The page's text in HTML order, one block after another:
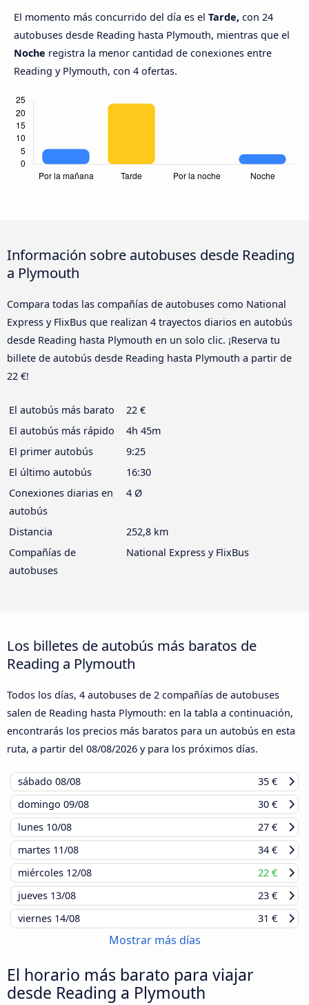
El momento más concurrido del día es el Tarde, con 24
autobuses desde Reading hasta Plymouth, mientras que el
Noche registra la menor cantidad de conexiones entre
Reading y Plymouth, con 4 ofertas.
Información sobre autobuses desde Reading
a Plymouth
Compara todas las compañías de autobuses como National
Express y FlixBus que realizan 4 trayectos diarios en autobús
desde Reading hasta Plymouth en un solo clic. ¡Reserva tu
billete de autobús desde Reading hasta Plymouth a partir de
22 €!
El autobús más barato
22 €
El autobús más rápido
4h 45m
El primer autobús
9:25
El último autobús
16:30
Conexiones diarias en
autobús
4 Ø
Distancia
252,8 km
Compañías de
autobuses
National Express y FlixBus
Los billetes de autobús más baratos de
Reading a Plymouth
Todos los días, 4 autobuses de 2 compañías de autobuses
salen de Reading hasta Plymouth: en la tabla a continuación,
encontrarás los precios más baratos para un autobús en esta
ruta, a partir del 08/08/2026 y para los próximos días.
sábado 08/08
35 €
domingo 09/08
30 €
lunes 10/08
27 €
martes 11/08
34 €
miércoles 12/08
22 €
jueves 13/08
23 €
viernes 14/08 31 €
Mostrar más días
El horario más barato para viajar
desde Reading a Plymouth